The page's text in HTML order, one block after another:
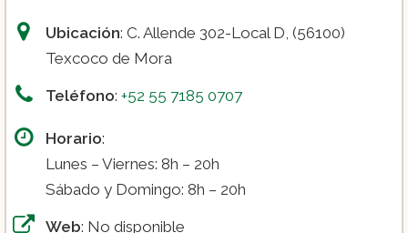
Ubicación: C. Allende 302-Local D, (56100)
Texcoco de Mora
Teléfono: +52 55 7185 0707
Horario:
Lunes – Viernes: 8h – 20h
Sábado y Domingo: 8h – 20h
Web: No disponible